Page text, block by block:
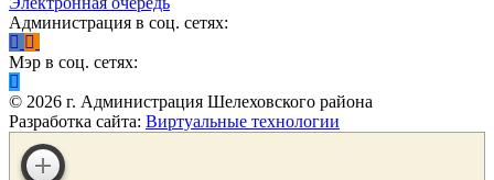
Администрация в соц. сетях:
Мэр в соц. сетях:
© 2026 г. Администрация Шелеховского района
Разработка сайта: Виртуальные технологии